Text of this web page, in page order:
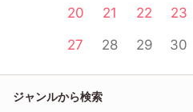
20
21 22 23
27
28 29 30
ジャンルから検索